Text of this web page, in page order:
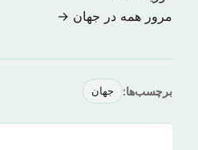
مرور همه در جهان →
برچسب‌ها: جهان